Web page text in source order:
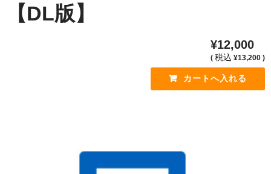
お問い合わせ
【DL版】
¥12,000
( 税込 ¥13,200 )